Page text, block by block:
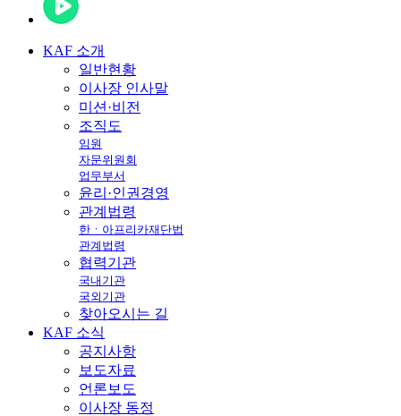
KAF 소개
일반현황
이사장 인사말
미션·비전
조직도
임원
자문위원회
업무부서
윤리·인권경영
관계법령
한ㆍ아프리카재단법
관계법령
협력기관
국내기관
국외기관
찾아오시는 길
KAF 소식
공지사항
보도자료
언론보도
이사장 동정